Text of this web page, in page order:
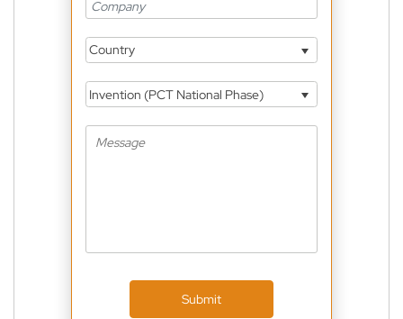
Country
Invention (PCT National Phase)
Submit